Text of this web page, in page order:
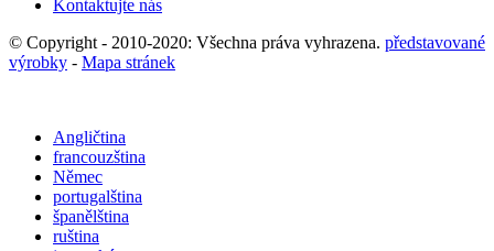
Kontaktujte nás
© Copyright - 2010-2020: Všechna práva vyhrazena. představované
výrobky - Mapa stránek
Angličtina
francouzština
Němec
portugalština
španělština
ruština